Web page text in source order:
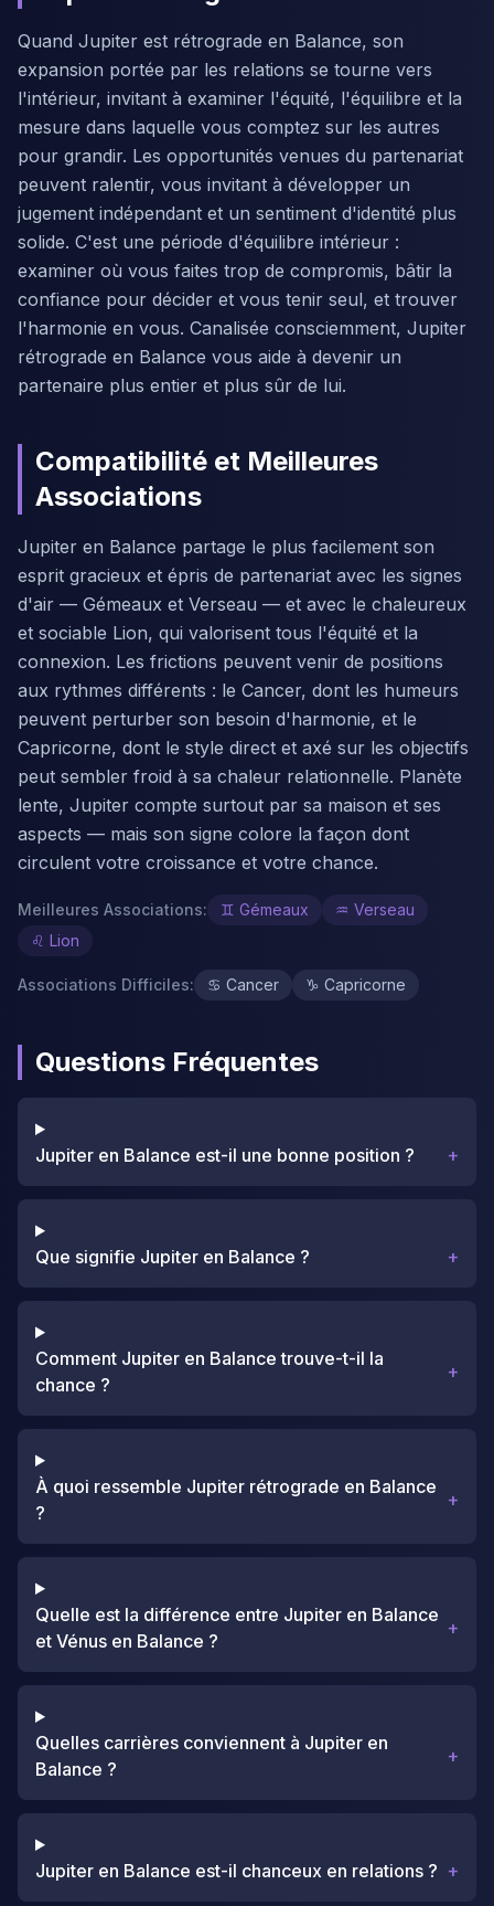
Quand Jupiter est rétrograde en Balance, son
expansion portée par les relations se tourne vers
l'intérieur, invitant à examiner l'équité, l'équilibre et la
mesure dans laquelle vous comptez sur les autres
pour grandir. Les opportunités venues du partenariat
peuvent ralentir, vous invitant à développer un
jugement indépendant et un sentiment d'identité plus
solide. C'est une période d'équilibre intérieur :
examiner où vous faites trop de compromis, bâtir la
confiance pour décider et vous tenir seul, et trouver
l'harmonie en vous. Canalisée consciemment, Jupiter
rétrograde en Balance vous aide à devenir un
partenaire plus entier et plus sûr de lui.
Compatibilité et Meilleures
Associations
Jupiter en Balance partage le plus facilement son
esprit gracieux et épris de partenariat avec les signes
d'air — Gémeaux et Verseau — et avec le chaleureux
et sociable Lion, qui valorisent tous l'équité et la
connexion. Les frictions peuvent venir de positions
aux rythmes différents : le Cancer, dont les humeurs
peuvent perturber son besoin d'harmonie, et le
Capricorne, dont le style direct et axé sur les objectifs
peut sembler froid à sa chaleur relationnelle. Planète
lente, Jupiter compte surtout par sa maison et ses
aspects — mais son signe colore la façon dont
circulent votre croissance et votre chance.
Meilleures Associations: ♊ Gémeaux ♒ Verseau
♌ Lion
Associations Difficiles: ♋ Cancer ♑ Capricorne
Questions Fréquentes
Jupiter en Balance est-il une bonne position ? +
Que signifie Jupiter en Balance ? +
Comment Jupiter en Balance trouve-t-il la
chance ?
+
À quoi ressemble Jupiter rétrograde en Balance
?
+
Quelle est la différence entre Jupiter en Balance
et Vénus en Balance ?
+
Quelles carrières conviennent à Jupiter en
Balance ?
+
Jupiter en Balance est-il chanceux en relations ? +